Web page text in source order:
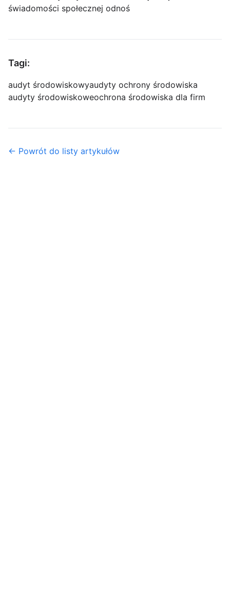
świadomości społecznej odnoś
Tagi:
audyt środowiskowyaudyty ochrony środowiska
audyty środowiskoweochrona środowiska dla firm
← Powrót do listy artykułów